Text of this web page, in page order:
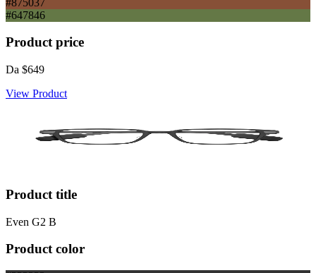
#647846
Product price
Da $649
View Product
Product title
Even G2 B
Product color